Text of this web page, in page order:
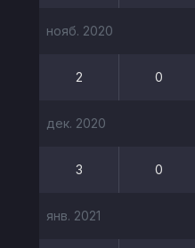
нояб. 2020
2 0
дек. 2020
3 0
янв. 2021